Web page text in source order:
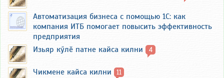
Автоматизация бизнеса с помощью 1С: как
компания ИТБ помогает повысить эффективность
предприятия
Изьяр кӳлӗ патне кайса килни
4
Чикмене кайса килни 11